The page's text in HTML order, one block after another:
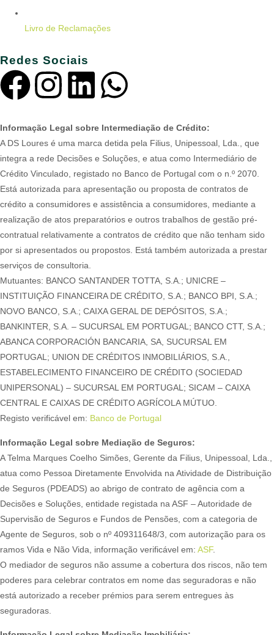
Livro de Reclamações
Redes Sociais
Informação Legal sobre Intermediação de Crédito:
A DS Loures é uma marca detida pela Filius, Unipessoal, Lda., que
integra a rede Decisões e Soluções, e atua como Intermediário de
Crédito Vinculado, registado no Banco de Portugal com o n.º 2070.
Está autorizada para apresentação ou proposta de contratos de
crédito a consumidores e assistência a consumidores, mediante a
realização de atos preparatórios e outros trabalhos de gestão pré-
contratual relativamente a contratos de crédito que não tenham sido
por si apresentados ou propostos. Está também autorizada a prestar
serviços de consultoria.
Mutuantes: BANCO SANTANDER TOTTA, S.A.; UNICRE –
INSTITUIÇÃO FINANCEIRA DE CRÉDITO, S.A.; BANCO BPI, S.A.;
NOVO BANCO, S.A.; CAIXA GERAL DE DEPÓSITOS, S.A.;
BANKINTER, S.A. – SUCURSAL EM PORTUGAL; BANCO CTT, S.A.;
ABANCA CORPORACIÓN BANCARIA, SA, SUCURSAL EM
PORTUGAL; UNION DE CRÉDITOS INMOBILIÁRIOS, S.A.,
ESTABELECIMENTO FINANCEIRO DE CRÉDITO (SOCIEDAD
UNIPERSONAL) – SUCURSAL EM PORTUGAL; SICAM – CAIXA
CENTRAL E CAIXAS DE CRÉDITO AGRÍCOLA MÚTUO.
Registo verificável em: Banco de Portugal
Informação Legal sobre Mediação de Seguros:
A Telma Marques Coelho Simões, Gerente da Filius, Unipessoal, Lda.,
atua como Pessoa Diretamente Envolvida na Atividade de Distribuição
de Seguros (PDEADS) ao abrigo de contrato de agência com a
Decisões e Soluções, entidade registada na ASF – Autoridade de
Supervisão de Seguros e Fundos de Pensões, com a categoria de
Agente de Seguros, sob o nº 409311648/3, com autorização para os
ramos Vida e Não Vida, informação verificável em: ASF.
O mediador de seguros não assume a cobertura dos riscos, não tem
poderes para celebrar contratos em nome das seguradoras e não
está autorizado a receber prémios para serem entregues às
seguradoras.